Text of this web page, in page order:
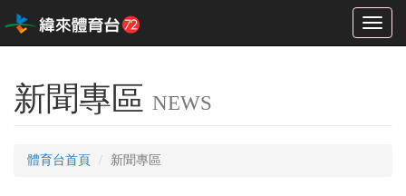
Toggle
新聞專區 NEWS
體育台首頁 新聞專區